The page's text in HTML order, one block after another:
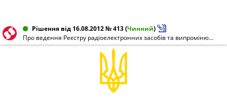
Рішення від 16.08.2012 № 413(Чинний)
Про ведення Реєстру радіоелектронних засобів та випромінювальних пристроїв, що можуть застосовуватись на території України в смугах радіочастот загального користування